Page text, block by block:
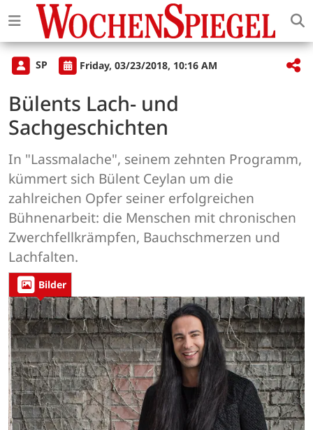
SP Friday, 03/23/2018, 10:16 AM
Bülents Lach- und
Sachgeschichten
In "Lassmalache", seinem zehnten Programm,
kümmert sich Bülent Ceylan um die
zahlreichen Opfer seiner erfolgreichen
Bühnenarbeit: die Menschen mit chronischen
Zwerchfellkrämpfen, Bauchschmerzen und
Lachfalten.
Bilder